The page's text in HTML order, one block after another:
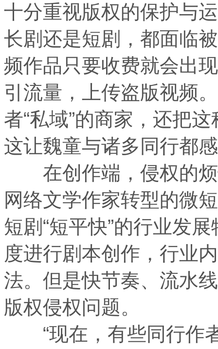
十分重视版权的保护与
长剧还是短剧，都面临
频作品只要收费就会出
引流量，上传盗版视频
者“私域”的商家，还把
这让魏童与诸多同行都
在创作端，侵权的烦
网络文学作家转型的微
短剧“短平快”的行业发
度进行剧本创作，行业
法。但是快节奏、流水
版权侵权问题。
“现在，有些同行作